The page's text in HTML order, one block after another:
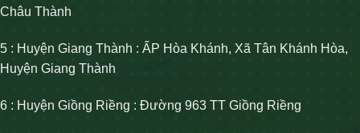
Châu Thành
5 : Huyện Giang Thành : ẤP Hòa Khánh, Xã Tân Khánh Hòa,
Huyện Giang Thành
6 : Huyện Giồng Riềng : Đường 963 TT Giồng Riềng